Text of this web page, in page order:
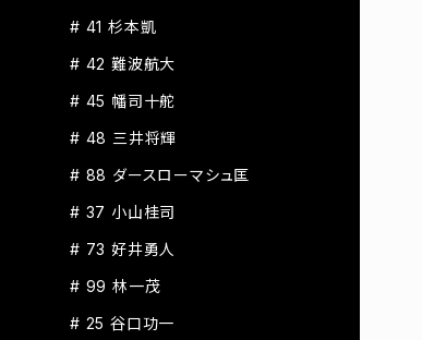
# 41 杉本凱
# 42 難波航大
# 45 幡司十舵
# 48 三井将輝
# 88 ダースローマシュ匡
# 37 小山桂司
# 73 好井勇人
# 99 林一茂
# 25 谷口功一